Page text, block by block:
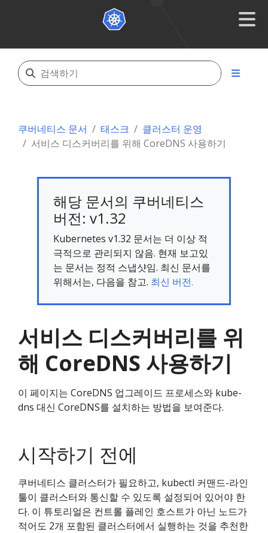
쿠버네티스 문서 태스크
클러스터 운영
서비스 디스커버리를 위해 CoreDNS 사용하기
해당 문서의 쿠버네티스
버전: v1.32
Kubernetes v1.32 문서는 더 이상 적
극적으로 관리되지 않음. 현재 보고있
는 문서는 정적 스냅샷임. 최신 문서를
위해서는, 다음을 참고. 최신 버전.
서비스 디스커버리를 위
해 CoreDNS 사용하기
이 페이지는 CoreDNS 업그레이드 프로세스와 kube-
dns 대신 CoreDNS를 설치하는 방법을 보여준다.
시작하기 전에
쿠버네티스 클러스터가 필요하고, kubectl 커맨드-라인
툴이 클러스터와 통신할 수 있도록 설정되어 있어야 한
다. 이 튜토리얼은 컨트롤 플레인 호스트가 아닌 노드가
적어도 2개 포함된 클러스터에서 실행하는 것을 추천한